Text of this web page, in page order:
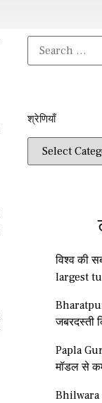
श्रेणियाँ​​
विश्व की
largest
जबरदस्ती
Papla
मॉडल से
Bhilwara